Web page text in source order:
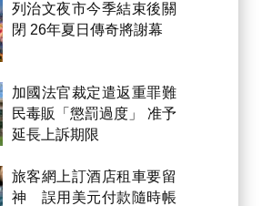
列治文夜市今季結束後關
閉 26年夏日傳奇將謝幕
加國法官裁定遣返重罪難
民毒販「懲罰過度」 准予
延長上訴期限
旅客網上訂酒店租車要留
神 誤用美元付款隨時帳